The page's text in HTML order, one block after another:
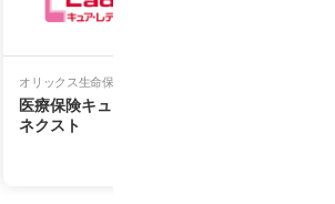
オリックス生命保険株式会社
医療保険キュア・レディ・
ネクスト